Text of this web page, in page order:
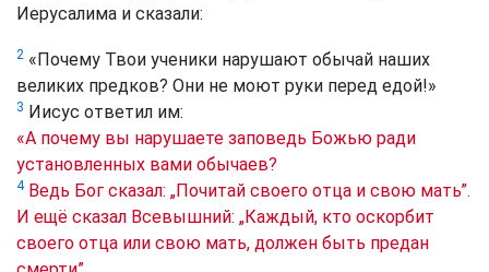
Иерусалима и сказали:
2 «Почему Твои ученики нарушают обычай наших
великих предков? Они не моют руки перед едой!»
3 Иисус ответил им:
«А почему вы нарушаете заповедь Божью ради
установленных вами обычаев?
4 Ведь Бог сказал: „Почитай своего отца и свою мать”.
И ещё сказал Всевышний: „Каждый, кто оскорбит
своего отца или свою мать, должен быть предан